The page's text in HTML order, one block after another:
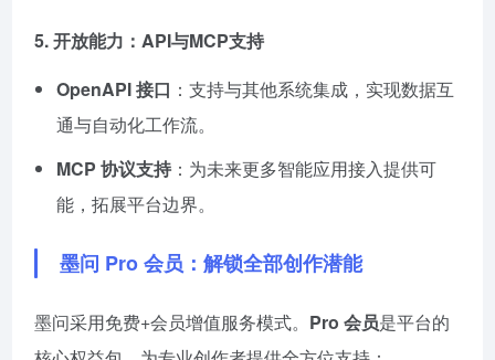
5. 开放能力：API与MCP支持
OpenAPI 接口 ：支持与其他系统集成，实现数据互
通与自动化工作流。
MCP 协议支持 ：为未来更多智能应用接入提供可
能，拓展平台边界。
墨问 Pro 会员：解锁全部创作潜能
墨问采用免费+会员增值服务模式。 Pro 会员是平台的